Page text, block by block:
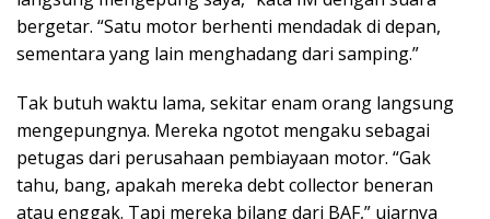
bergetar. “Satu motor berhenti mendadak di depan,
sementara yang lain menghadang dari samping.”
Tak butuh waktu lama, sekitar enam orang langsung
mengepungnya. Mereka ngotot mengaku sebagai
petugas dari perusahaan pembiayaan motor. “Gak
tahu, bang, apakah mereka debt collector beneran
atau enggak. Tapi mereka bilang dari BAF,” ujarnya